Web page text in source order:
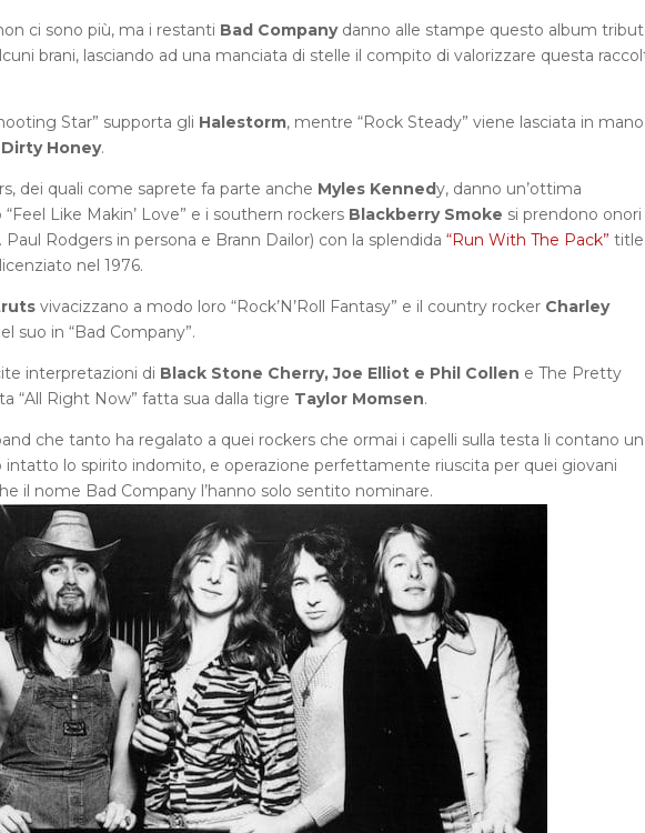
ci sono più, ma i restanti Bad Companydanno alle stampe questo album
brani, lasciando ad una manciata di stelle il compito di valorizzare questa
Star” supporta gli Halestorm, mentre “Rock Steady” viene lasciata in
Dirty Honey.
dei quali come saprete fa parte anche Myles Kennedy, danno un’ottima
Like Makin’ Love” e i southern rockers Blackberry Smoke si prendono
Rodgers in persona e Brann Dailor) con la splendida “Run With The Pack” title
nel 1976.
vivacizzano a modo loro “Rock’N’Roll Fantasy” e il country rocker Charley
suo in “Bad Company”.
interpretazioni di Black Stone Cherry, Joe Elliot e Phil Collen e The Pretty
“All Right Now” fatta sua dalla tigre Taylor Momsen.
che tanto ha regalato a quei rockers che ormai i capelli sulla testa li contano
lo spirito indomito, e operazione perfettamente riuscita per quei giovani
il nome Bad Company l’hanno solo sentito nominare.